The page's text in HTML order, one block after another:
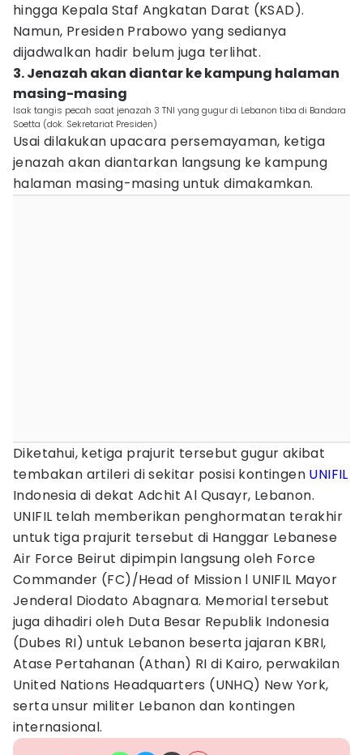
hingga Kepala Staf Angkatan Darat (KSAD).
Namun, Presiden Prabowo yang sedianya
dijadwalkan hadir belum juga terlihat.
3. Jenazah akan diantar ke kampung halaman
masing-masing
Isak tangis pecah saat jenazah 3 TNI yang gugur di Lebanon tiba di Bandara
Soetta (dok. Sekretariat Presiden)
Usai dilakukan upacara persemayaman, ketiga
jenazah akan diantarkan langsung ke kampung
halaman masing-masing untuk dimakamkan.
Diketahui, ketiga prajurit tersebut gugur akibat
tembakan artileri di sekitar posisi kontingen UNIFIL
Indonesia di dekat Adchit Al Qusayr, Lebanon.
UNIFIL telah memberikan penghormatan terakhir
untuk tiga prajurit tersebut di Hanggar Lebanese
Air Force Beirut dipimpin langsung oleh Force
Commander (FC)/Head of Mission l UNIFIL Mayor
Jenderal Diodato Abagnara. Memorial tersebut
juga dihadiri oleh Duta Besar Republik Indonesia
(Dubes RI) untuk Lebanon beserta jajaran KBRI,
Atase Pertahanan (Athan) RI di Kairo, perwakilan
United Nations Headquarters (UNHQ) New York,
serta unsur militer Lebanon dan kontingen
internasional.